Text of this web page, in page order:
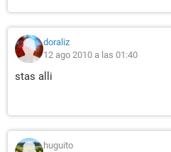
doraliz
12 ago 2010 a las 01:40
stas alli
huguito